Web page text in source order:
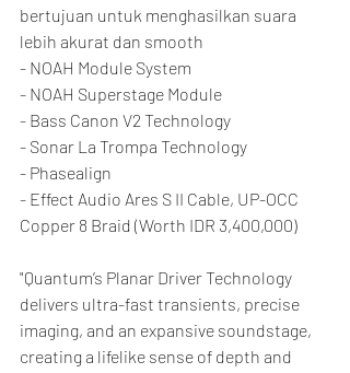
bertujuan untuk menghasilkan suara
lebih akurat dan smooth
- NOAH Module System
- NOAH Superstage Module
- Bass Canon V2 Technology
- Sonar La Trompa Technology
- Phasealign
- Effect Audio Ares S II Cable, UP-OCC
Copper 8 Braid (Worth IDR 3,400,000)
"Quantum’s Planar Driver Technology
delivers ultra-fast transients, precise
imaging, and an expansive soundstage,
creating a lifelike sense of depth and